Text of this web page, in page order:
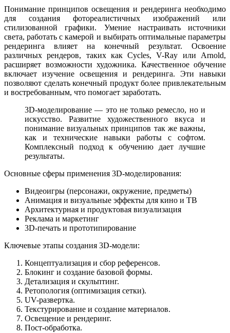
Понимание принципов освещения и рендеринга необходимо
для создания фотореалистичных изображений или
стилизованной графики. Умение настраивать источники
света, работать с камерой и выбирать оптимальные параметры
рендеринга влияет на конечный результат. Освоение
различных рендеров, таких как Cycles, V-Ray или Arnold,
расширяет возможности художника. Качественное обучение
включает изучение освещения и рендеринга. Эти навыки
позволяют сделать конечный продукт более привлекательным
и востребованным, что помогает заработать.
3D-моделирование — это не только ремесло, но и
искусство. Развитие художественного вкуса и
понимание визуальных принципов так же важны,
как и технические навыки работы с софтом.
Комплексный подход к обучению дает лучшие
результаты.
Основные сферы применения 3D-моделирования:
Видеоигры (персонажи, окружение, предметы)
Анимация и визуальные эффекты для кино и ТВ
Архитектурная и продуктовая визуализация
Реклама и маркетинг
3D-печать и прототипирование
Ключевые этапы создания 3D-модели:
Концептуализация и сбор референсов.
Блокинг и создание базовой формы.
Детализация и скульптинг.
Ретопология (оптимизация сетки).
UV-развертка.
Текстурирование и создание материалов.
Освещение и рендеринг.
Пост-обработка.